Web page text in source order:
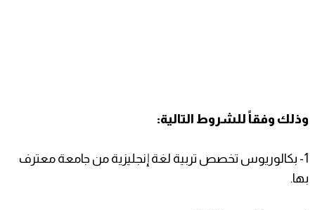
وذلك وفقاً للشروط التالية:
1- بكالوريوس تخصص تربية لغة إنجليزية من جامعة معترف
بها.